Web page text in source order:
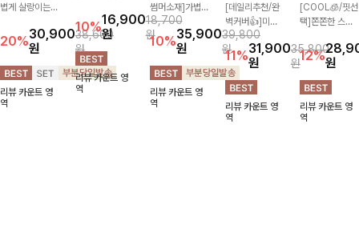
볍게 살랑이는
하고 여성스럽게
입어지는 블라우
스+팬츠 세트
🖤 허리 밴딩 디
테일로 편안하면
서도 자연스럽게
20%30,900
원
38,600
원
리뷰 카운트 영
역
으로 캉캉스커트
를 입은 듯한 느
낌을 주는 치마
반바지! 데님 소
재로 여성스럽고
캐주얼하게 즐길
10%16,900
원
18,700
원
리뷰 카운트 영
역
썸머소재]가볍
게 찰랑이는 원
단과 여유로운
와이드 핏으로
하루 종일 편안
하게 착용하실
수 있는 팬츠입
니다 🖤✨ 허리
10%35,900
원
39,800
원
리뷰 카운트 영
역
[데일리추천/완
벽커버👍]미운
군살은 쏙 가려
주고 다리는 더
욱 길어보이게
하는 넉넉한 3
부 기장감으로
편안하면서 핀턱
디테일로 멋을
11%31,900
원
35,800
원
리뷰 카운트 영
역
[COOL🧊/핏선
택]쫀쫀한 스판
루 종일 편안하
게 입어지면서
깔끔한 핏까지
완성해주는 슬랙
스🖤 절개와이
드·핀턱와이드·
12%원
리뷰 카운트 영
역